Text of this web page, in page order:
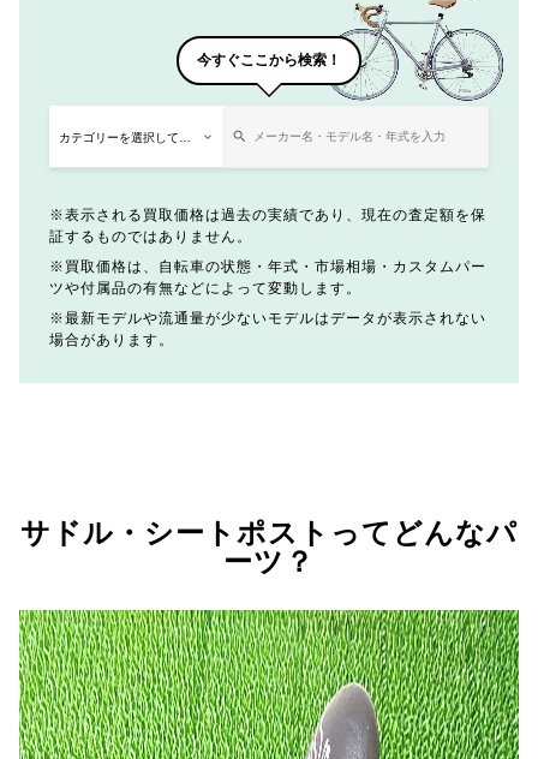
今すぐここから検索！
表示される買取価格は過去の実績であり、現在の査定額を保
証するものではありません。
買取価格は、自転車の状態・年式・市場相場・カスタムパー
ツや付属品の有無などによって変動します。
最新モデルや流通量が少ないモデルはデータが表示されない
場合があります。
サドル・シートポストってどんなパ
ーツ？